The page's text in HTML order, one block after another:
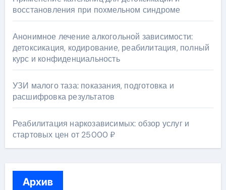
восстановления при похмельном синдроме
Анонимное лечение алкогольной зависимости:
детоксикация, кодирование, реабилитация, полный
курс и конфиденциальность
УЗИ малого таза: показания, подготовка и
расшифровка результатов
Реабилитация наркозависимых: обзор услуг и
стартовых цен от 25000 ₽
Архив